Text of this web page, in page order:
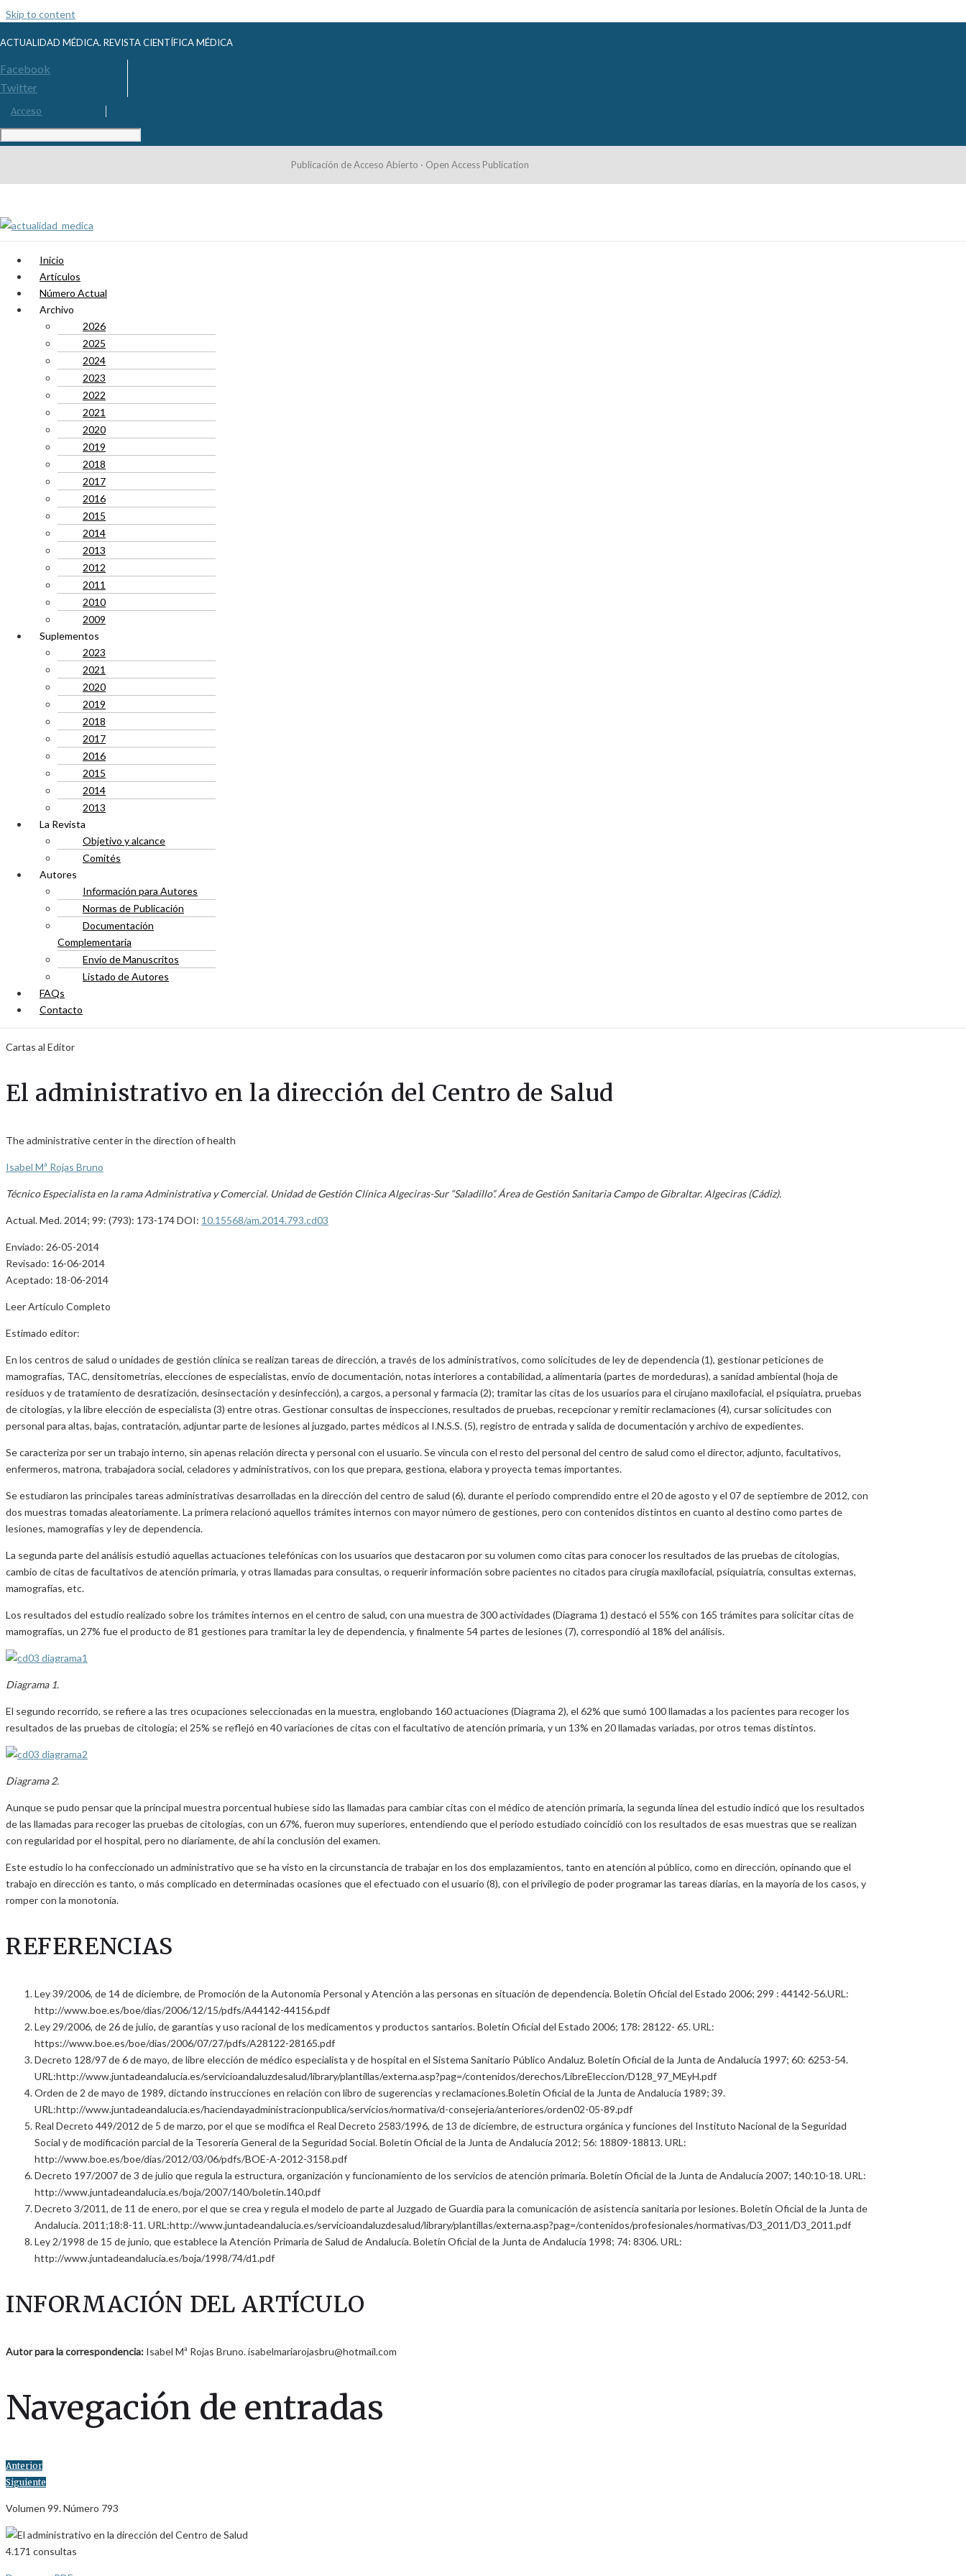
Skip to content
ACTUALIDAD MÉDICA. REVISTA CIENTÍFICA MÉDICA
Facebook
Twitter
Acceso
Publicación de Acceso Abierto · Open Access Publication
Inicio
Artículos
Número Actual
Archivo
2026
2025
2024
2023
2022
2021
2020
2019
2018
2017
2016
2015
2014
2013
2012
2011
2010
2009
Suplementos
2023
2021
2020
2019
2018
2017
2016
2015
2014
2013
La Revista
Objetivo y alcance
Comités
Autores
Información para Autores
Normas de Publicación
Documentación
Complementaria
Envío de Manuscritos
Listado de Autores
FAQs
Contacto
Cartas al Editor
El administrativo en la dirección del Centro de Salud
The administrative center in the direction of health
Isabel Mª Rojas Bruno
Técnico Especialista en la rama Administrativa y Comercial. Unidad de Gestión Clínica Algeciras-Sur “Saladillo”. Área de Gestión Sanitaria Campo de Gibraltar. Algeciras (Cádiz).
Actual. Med. 2014; 99: (793): 173-174 DOI: 10.15568/am.2014.793.cd03
Enviado: 26-05-2014
Revisado: 16-06-2014
Aceptado: 18-06-2014
Leer Artículo Completo
Estimado editor:
En los centros de salud o unidades de gestión clínica se realizan tareas de dirección, a través de los administrativos, como solicitudes de ley de dependencia (1), gestionar peticiones de
mamografías, TAC, densitometrías, elecciones de especialistas, envío de documentación, notas interiores a contabilidad, a alimentaria (partes de mordeduras), a sanidad ambiental (hoja de
residuos y de tratamiento de desratización, desinsectación y desinfección), a cargos, a personal y farmacia (2); tramitar las citas de los usuarios para el cirujano maxilofacial, el psiquiatra, pruebas
de citologías, y la libre elección de especialista (3) entre otras. Gestionar consultas de inspecciones, resultados de pruebas, recepcionar y remitir reclamaciones (4), cursar solicitudes con
personal para altas, bajas, contratación, adjuntar parte de lesiones al juzgado, partes médicos al I.N.S.S. (5), registro de entrada y salida de documentación y archivo de expedientes.
Se caracteriza por ser un trabajo interno, sin apenas relación directa y personal con el usuario. Se vincula con el resto del personal del centro de salud como el director, adjunto, facultativos,
enfermeros, matrona, trabajadora social, celadores y administrativos, con los que prepara, gestiona, elabora y proyecta temas importantes.
Se estudiaron las principales tareas administrativas desarrolladas en la dirección del centro de salud (6), durante el periodo comprendido entre el 20 de agosto y el 07 de septiembre de 2012, con
dos muestras tomadas aleatoriamente. La primera relacionó aquellos trámites internos con mayor número de gestiones, pero con contenidos distintos en cuanto al destino como partes de
lesiones, mamografías y ley de dependencia.
La segunda parte del análisis estudió aquellas actuaciones telefónicas con los usuarios que destacaron por su volumen como citas para conocer los resultados de las pruebas de citologías,
cambio de citas de facultativos de atención primaria, y otras llamadas para consultas, o requerir información sobre pacientes no citados para cirugía maxilofacial, psiquiatría, consultas externas,
mamografías, etc.
Los resultados del estudio realizado sobre los trámites internos en el centro de salud, con una muestra de 300 actividades (Diagrama 1) destacó el 55% con 165 trámites para solicitar citas de
mamografías, un 27% fue el producto de 81 gestiones para tramitar la ley de dependencia, y finalmente 54 partes de lesiones (7), correspondió al 18% del análisis.
Diagrama 1.
El segundo recorrido, se refiere a las tres ocupaciones seleccionadas en la muestra, englobando 160 actuaciones (Diagrama 2), el 62% que sumó 100 llamadas a los pacientes para recoger los
resultados de las pruebas de citología; el 25% se reflejó en 40 variaciones de citas con el facultativo de atención primaria, y un 13% en 20 llamadas variadas, por otros temas distintos.
Diagrama 2.
Aunque se pudo pensar que la principal muestra porcentual hubiese sido las llamadas para cambiar citas con el médico de atención primaria, la segunda línea del estudio indicó que los resultados
de las llamadas para recoger las pruebas de citologías, con un 67%, fueron muy superiores, entendiendo que el periodo estudiado coincidió con los resultados de esas muestras que se realizan
con regularidad por el hospital, pero no diariamente, de ahí la conclusión del examen.
Este estudio lo ha confeccionado un administrativo que se ha visto en la circunstancia de trabajar en los dos emplazamientos, tanto en atención al público, como en dirección, opinando que el
trabajo en dirección es tanto, o más complicado en determinadas ocasiones que el efectuado con el usuario (8), con el privilegio de poder programar las tareas diarias, en la mayoría de los casos, y
romper con la monotonía.
REFERENCIAS
Ley 39/2006, de 14 de diciembre, de Promoción de la Autonomía Personal y Atención a las personas en situación de dependencia. Boletín Oficial del Estado 2006; 299 : 44142-56.URL:
http://www.boe.es/boe/dias/2006/12/15/pdfs/A44142-44156.pdf
Ley 29/2006, de 26 de julio, de garantías y uso racional de los medicamentos y productos santarios. Boletín Oficial del Estado 2006; 178: 28122- 65. URL:
https://www.boe.es/boe/dias/2006/07/27/pdfs/A28122-28165.pdf
Decreto 128/97 de 6 de mayo, de libre elección de médico especialista y de hospital en el Sistema Sanitario Público Andaluz. Boletín Oficial de la Junta de Andalucía 1997; 60: 6253-54.
URL:http://www.juntadeandalucia.es/servicioandaluzdesalud/library/plantillas/externa.asp?pag=/contenidos/derechos/LibreEleccion/D128_97_MEyH.pdf
Orden de 2 de mayo de 1989, dictando instrucciones en relación con libro de sugerencias y reclamaciones.Boletín Oficial de la Junta de Andalucía 1989; 39.
URL:http://www.juntadeandalucia.es/haciendayadministracionpublica/servicios/normativa/d-consejeria/anteriores/orden02-05-89.pdf
Real Decreto 449/2012 de 5 de marzo, por el que se modifica el Real Decreto 2583/1996, de 13 de diciembre, de estructura orgánica y funciones del Instituto Nacional de la Seguridad
Social y de modificación parcial de la Tesorería General de la Seguridad Social. Boletín Oficial de la Junta de Andalucía 2012; 56: 18809-18813. URL:
http://www.boe.es/boe/dias/2012/03/06/pdfs/BOE-A-2012-3158.pdf
Decreto 197/2007 de 3 de julio que regula la estructura, organización y funcionamiento de los servicios de atención primaria. Boletín Oficial de la Junta de Andalucía 2007; 140:10-18. URL:
http://www.juntadeandalucia.es/boja/2007/140/boletin.140.pdf
Decreto 3/2011, de 11 de enero, por el que se crea y regula el modelo de parte al Juzgado de Guardia para la comunicación de asistencia sanitaria por lesiones. Boletín Oficial de la Junta de
Andalucía. 2011;18:8-11. URL:http://www.juntadeandalucia.es/servicioandaluzdesalud/library/plantillas/externa.asp?pag=/contenidos/profesionales/normativas/D3_2011/D3_2011.pdf
Ley 2/1998 de 15 de junio, que establece la Atención Primaria de Salud de Andalucía. Boletín Oficial de la Junta de Andalucía 1998; 74: 8306. URL:
http://www.juntadeandalucia.es/boja/1998/74/d1.pdf
INFORMACIÓN DEL ARTÍCULO
Autor para la correspondencia: Isabel Mª Rojas Bruno. isabelmariarojasbru@hotmail.com
Navegación de entradas
Anterior
Siguiente
Volumen 99. Número 793
4.171 consultas